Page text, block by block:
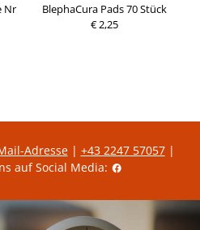
Nr
BlephaCura Pads 70 Stück
€ 2,25
Adresse| +43 2247 57057|
auf Social Media: